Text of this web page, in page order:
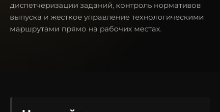
диспетчеризации заданий, контроль нормативов
выпуска и жесткое управление технологическими
маршрутами прямо на рабочих местах.